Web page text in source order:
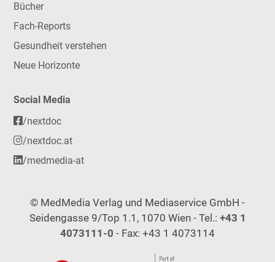
Bücher
Fach-Reports
Gesundheit verstehen
Neue Horizonte
Social Media
/nextdoc
/nextdoc.at
/medmedia-at
© MedMedia Verlag und Mediaservice GmbH -
Seidengasse 9/Top 1.1, 1070 Wien - Tel.: +43 1
4073111-0 - Fax: +43 1 4073114